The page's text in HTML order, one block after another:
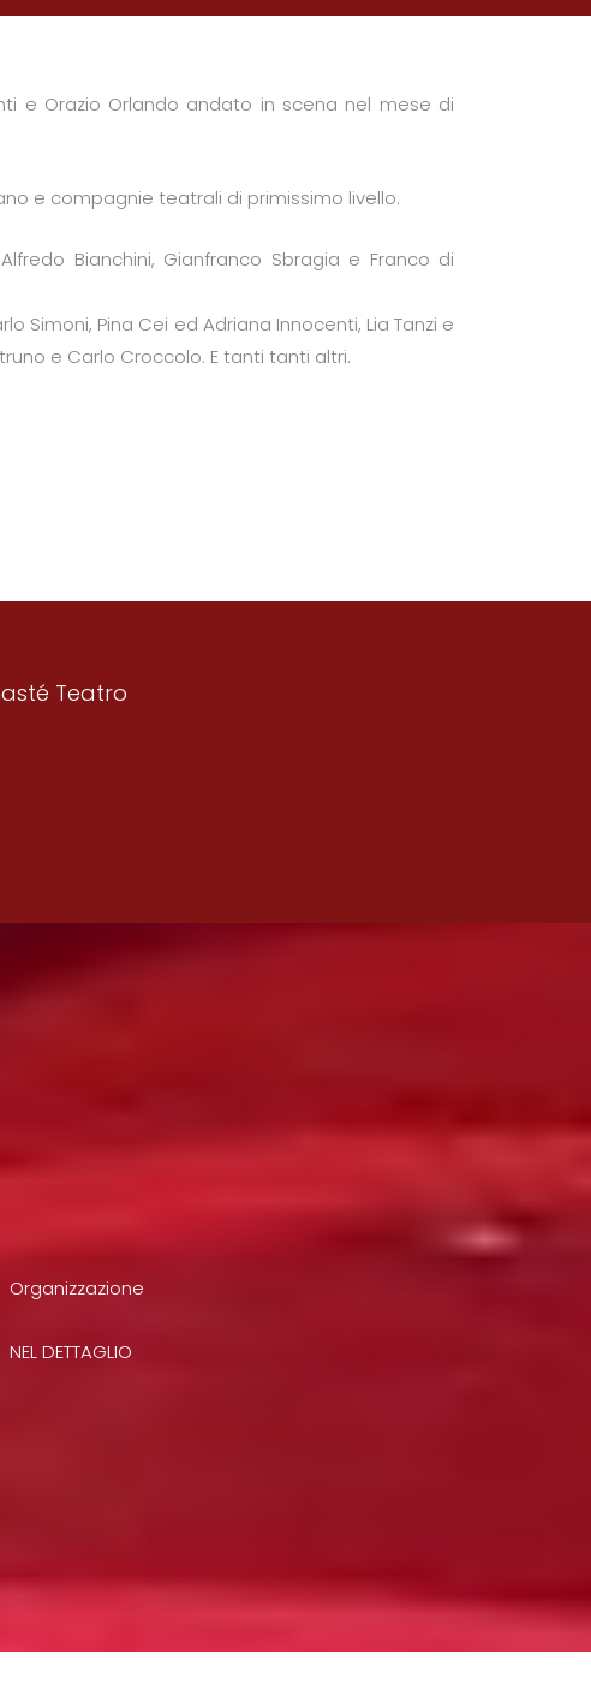
e Orazio Orlando andato in scena nel mese di
e compagnie teatrali di primissimo livello.
Bianchini, Gianfranco Sbragia e Franco di
Simoni, Pina Cei ed Adriana Innocenti, Lia Tanzi e
e Carlo Croccolo. E tanti tanti altri.
Teatro
Organizzazione
NEL DETTAGLIO